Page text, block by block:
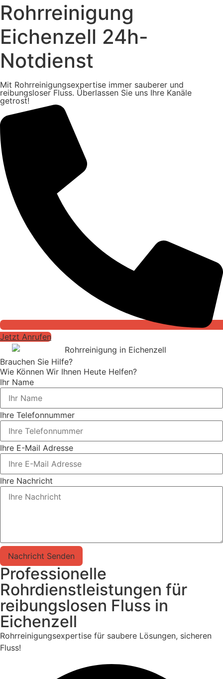
Rohrreinigung
Eichenzell 24h-
Notdienst
Mit Rohrreinigungsexpertise immer sauberer und
reibungsloser Fluss. Überlassen Sie uns Ihre Kanäle
getrost!
Jetzt Anrufen
Brauchen Sie Hilfe?
Wie Können Wir Ihnen Heute Helfen?
Ihr Name
Ihre Telefonnummer
Ihre E-Mail Adresse
Ihre Nachricht
Nachricht Senden
Professionelle
Rohrdienstleistungen für
reibungslosen Fluss in
Eichenzell
Rohrreinigungsexpertise für saubere Lösungen, sicheren
Fluss!